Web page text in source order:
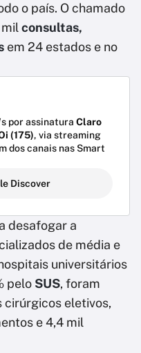
o país. O chamado
consultas,
em 24 estados e no
por assinatura Claro
(175), via streaming
dos canais nas Smart
Discover
desafogar a
de média e
universitários
pelo SUS, foram
cirúrgicos eletivos,
e 4,4 mil